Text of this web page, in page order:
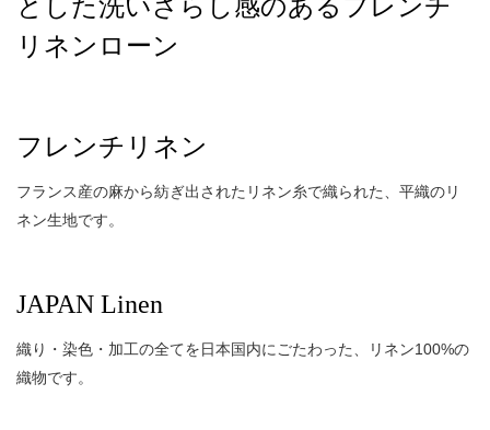
とした洗いざらし感のあるフレンチ
リネンローン
フレンチリネン
フランス産の麻から紡ぎ出されたリネン糸で織られた、平織のリ
ネン生地です。
JAPAN Linen
織り・染色・加工の全てを日本国内にごたわった、リネン100%の
織物です。